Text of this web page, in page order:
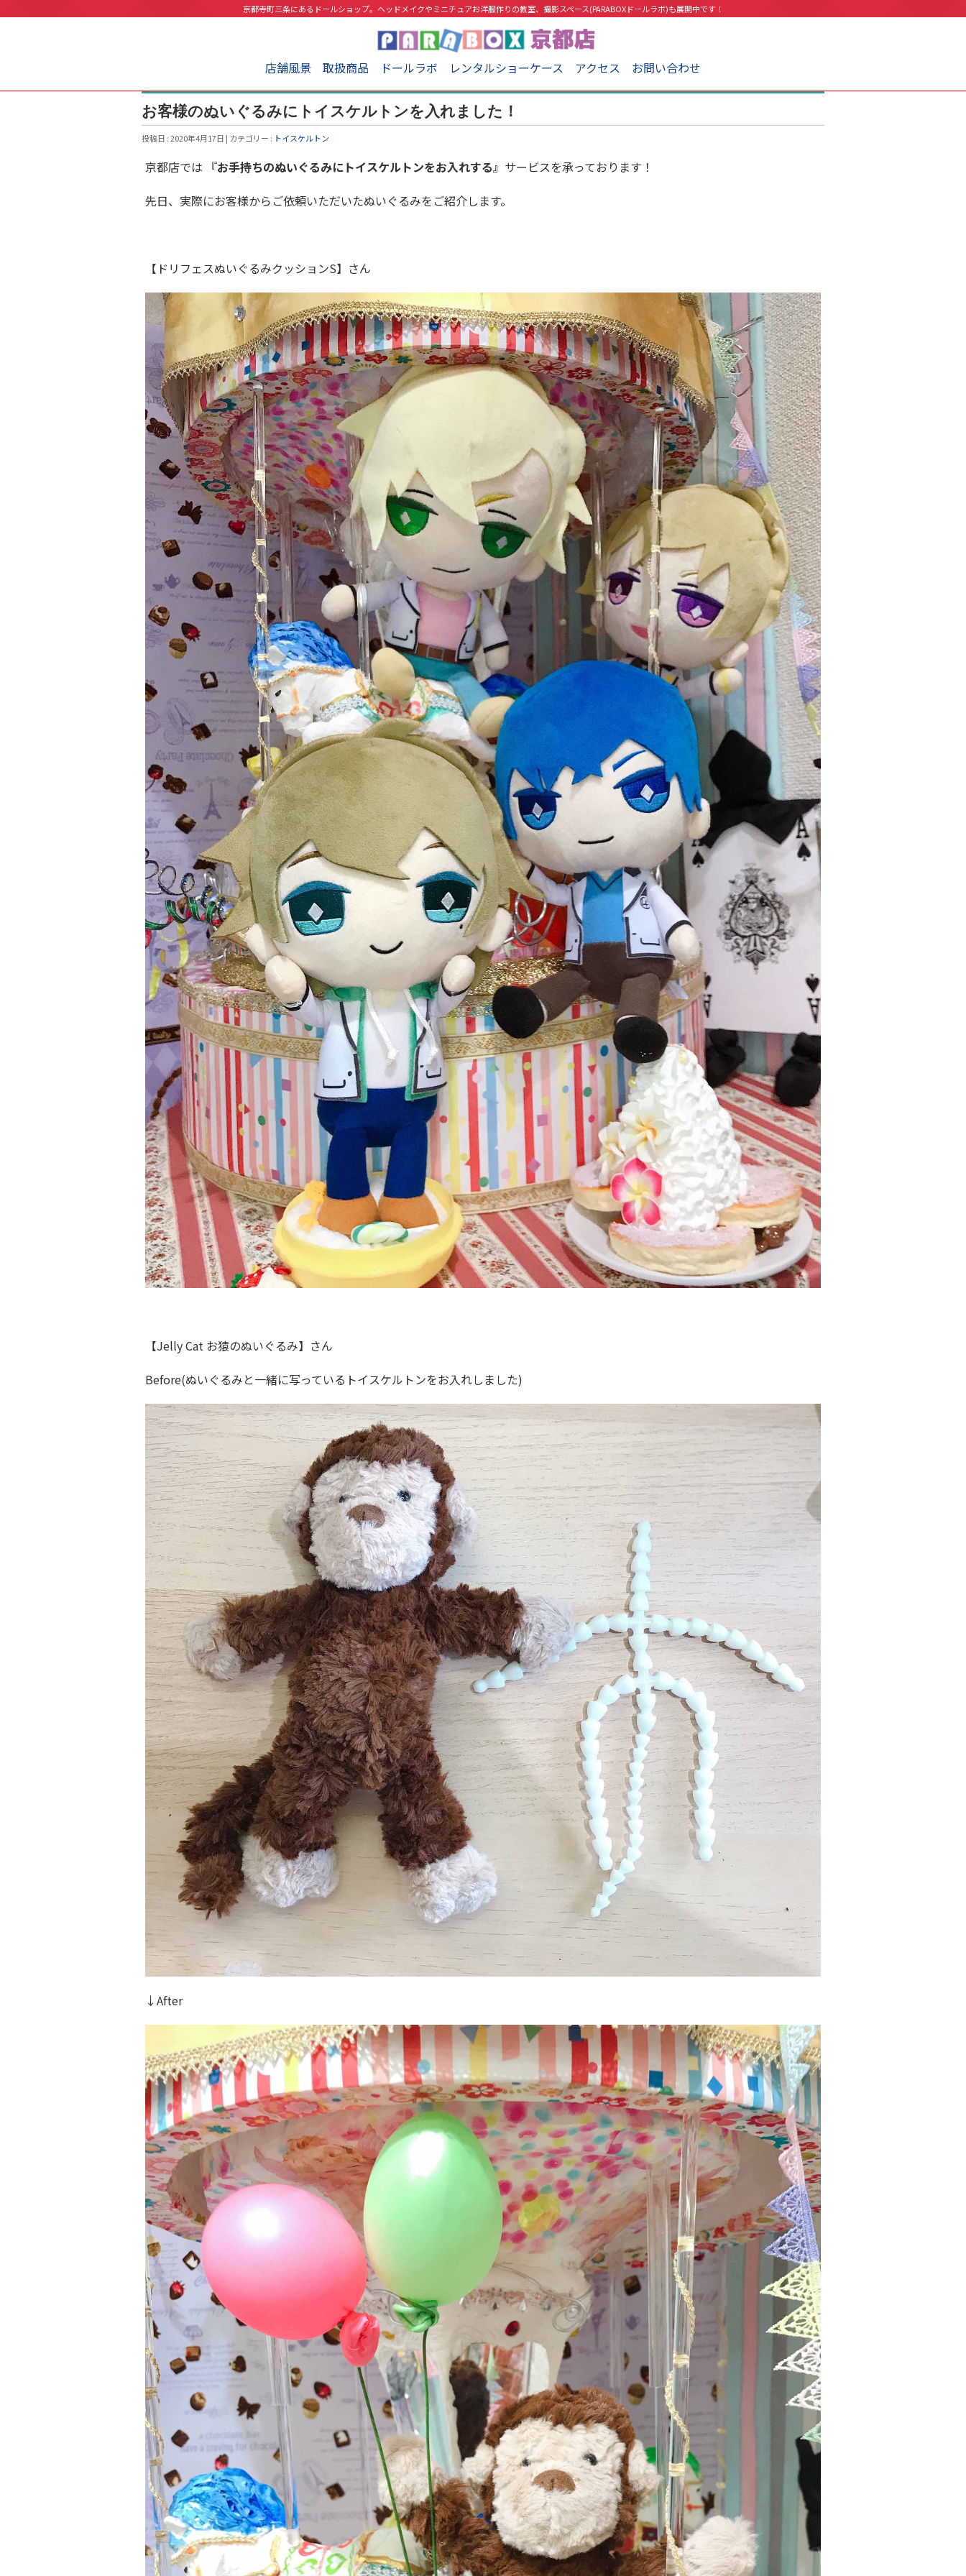
京都寺町三条にあるドールショップ。ヘッドメイクやミニチュアお洋服作りの教室、撮影スペース(PARABOXドールラボ)も展開中です！
店舗風景 取扱商品 ドールラボ レンタルショーケース アクセス お問い合わせ
お客様のぬいぐるみにトイスケルトンを入れました！
投稿日 : 2020年4月17日 | カテゴリー : トイスケルトン
京都店では 『お手持ちのぬいぐるみにトイスケルトンをお入れする』 サービスを承っております！
先日、実際にお客様からご依頼いただいたぬいぐるみをご紹介します。
【ドリフェスぬいぐるみクッションS】さん
【Jelly Cat お猿のぬいぐるみ】さん
Before(ぬいぐるみと一緒に写っているトイスケルトンをお入れしました)
↓After